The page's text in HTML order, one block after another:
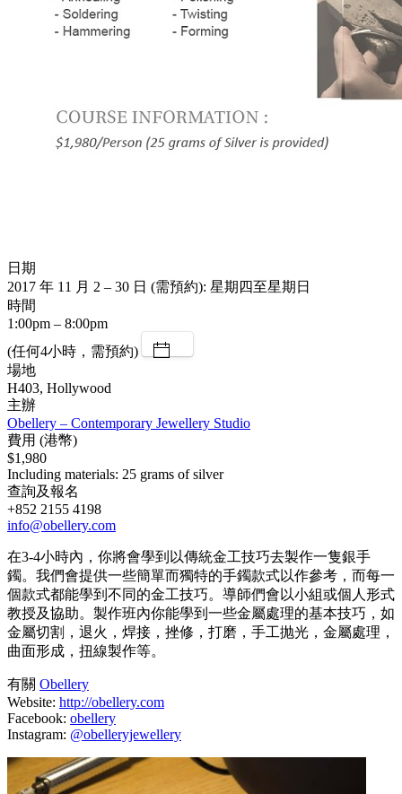
日期
2017 年 11 月 2 – 30 日 (需預約): 星期四至星期日
時間
1:00pm – 8:00pm
(任何4小時，需預約)
場地
H403, Hollywood
主辦
Obellery – Contemporary Jewellery Studio
費用 (港幣)
$1,980
Including materials: 25 grams of silver
查詢及報名
+852 2155 4198
info@obellery.com
在3-4小時內，你將會學到以傳統金工技巧去製作一隻銀手
鐲。我們會提供一些簡單而獨特的手鐲款式以作參考，而每一
個款式都能學到不同的金工技巧。導師們會以小組或個人形式
教授及協助。製作班內你能學到一些金屬處理的基本技巧，如
金屬切割，退火，焊接，挫修，打磨，手工抛光，金屬處理，
曲面形成，扭線製作等。
有關 Obellery
Website: http://obellery.com
Facebook: obellery
Instagram: @obelleryjewellery